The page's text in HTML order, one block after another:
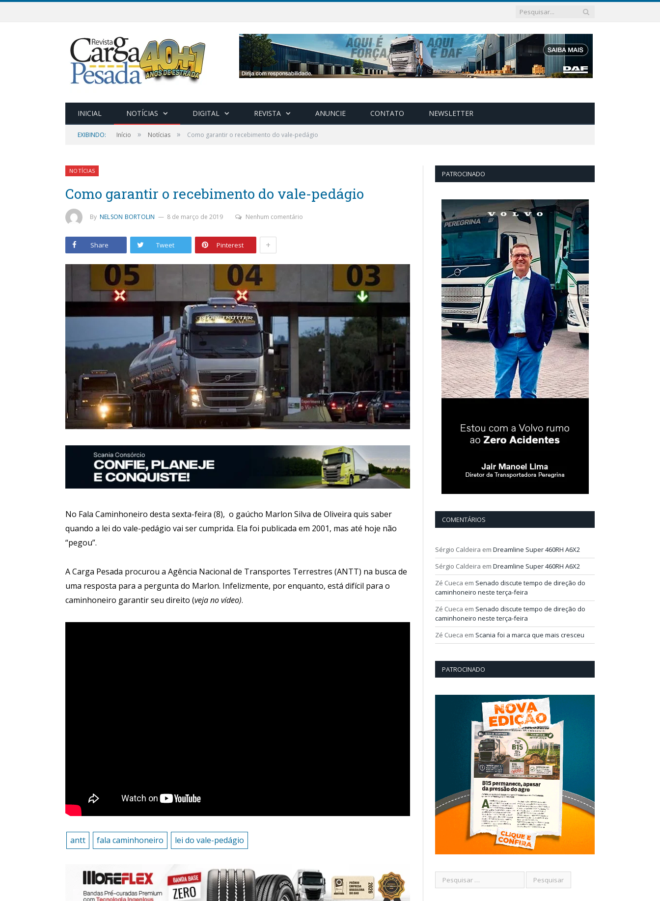
INICIAL NOTÍCIAS DIGITAL REVISTA ANUNCIE CONTATO NEWSLETTER
EXIBINDO: Início » Notícias » Como garantir o recebimento do vale-pedágio
NOTÍCIAS
Como garantir o recebimento do vale-pedágio
By NELSON BORTOLIN 8 de março de 2019 Nenhum comentário
Share Tweet Pinterest +
No Fala Caminhoneiro desta sexta-feira (8), o gaúcho Marlon Silva de Oliveira quis saber
quando a lei do vale-pedágio vai ser cumprida. Ela foi publicada em 2001, mas até hoje não
“pegou”.
A Carga Pesada procurou a Agência Nacional de Transportes Terrestres (ANTT) na busca de
uma resposta para a pergunta do Marlon. Infelizmente, por enquanto, está difícil para o
caminhoneiro garantir seu direito (veja no vídeo).
antt fala caminhoneiro lei do vale-pedágio
PATROCINADO
COMENTÁRIOS
Sérgio Caldeira em Dreamline Super 460RH A6X2
Sérgio Caldeira em Dreamline Super 460RH A6X2
Zé Cueca em Senado discute tempo de direção do
caminhoneiro neste terça-feira
Zé Cueca em Senado discute tempo de direção do
caminhoneiro neste terça-feira
Zé Cueca em Scania foi a marca que mais cresceu
PATROCINADO